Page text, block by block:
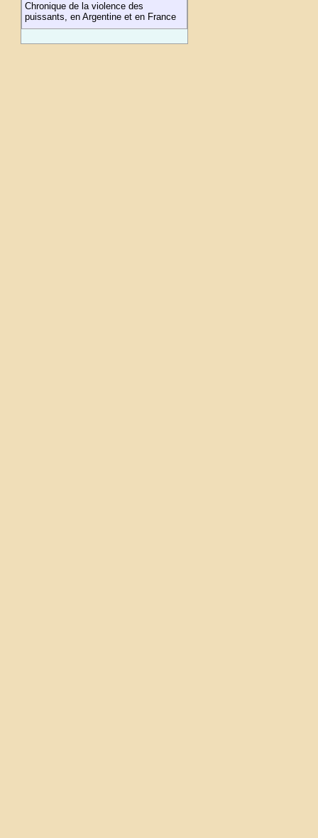
Chronique de la violence des
puissants, en Argentine et en France